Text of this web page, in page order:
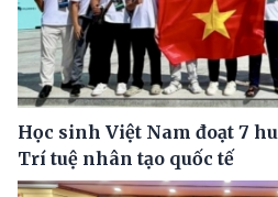
Học sinh Việt Nam đoạt 7
Trí tuệ nhân tạo quốc tế